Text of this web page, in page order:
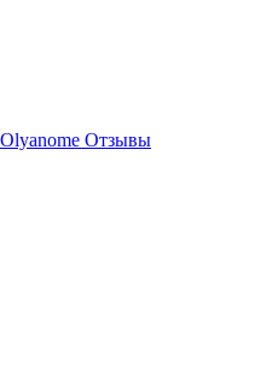
Отзывы